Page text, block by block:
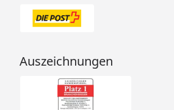
Auszeichnungen